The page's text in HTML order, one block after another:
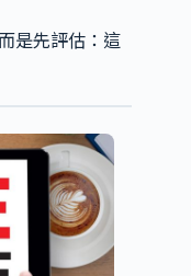
是先評估：這